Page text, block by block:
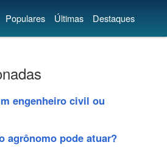
Populares Últimas Destaques
engenheiro civil ou
agrônomo pode atuar?